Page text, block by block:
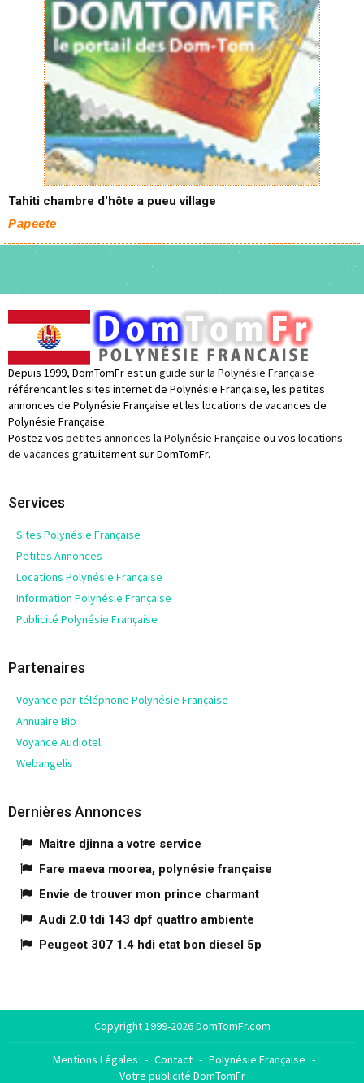
Tahiti chambre d'hôte a pueu village
Papeete
Depuis 1999, DomTomFr est un guide sur la Polynésie Française
référencant les sites internet de Polynésie Française, les petites
annonces de Polynésie Française et les locations de vacances de
Polynésie Française.
Postez vos petites annonces la Polynésie Française ou vos locations
de vacances gratuitement sur DomTomFr.
Services
Sites Polynésie Française
Petites Annonces
Locations Polynésie Française
Information Polynésie Française
Publicité Polynésie Française
Partenaires
Voyance par téléphone Polynésie Française
Annuaire Bio
Voyance Audiotel
Webangelis
Dernières Annonces
Maitre djinna a votre service
Fare maeva moorea, polynésie française
Envie de trouver mon prince charmant
Audi 2.0 tdi 143 dpf quattro ambiente
Peugeot 307 1.4 hdi etat bon diesel 5p
Copyright 1999-2026 DomTomFr.com
Mentions Légales - Contact - Polynésie Française -
Votre publicité DomTomFr